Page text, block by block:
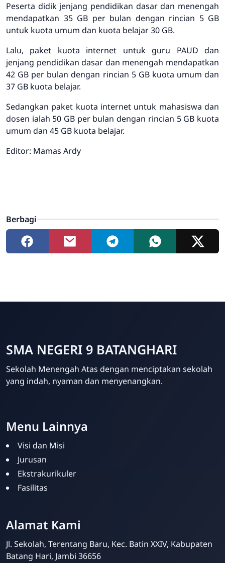
Peserta didik jenjang pendidikan dasar dan menengah
mendapatkan 35 GB per bulan dengan rincian 5 GB
untuk kuota umum dan kuota belajar 30 GB.
Lalu, paket kuota internet untuk guru PAUD dan
jenjang pendidikan dasar dan menengah mendapatkan
42 GB per bulan dengan rincian 5 GB kuota umum dan
37 GB kuota belajar.
Sedangkan paket kuota internet untuk mahasiswa dan
dosen ialah 50 GB per bulan dengan rincian 5 GB kuota
umum dan 45 GB kuota belajar.
Editor: Mamas Ardy
Berbagi
SMA NEGERI 9 BATANGHARI
Sekolah Menengah Atas dengan menciptakan sekolah
yang indah, nyaman dan menyenangkan.
Menu Lainnya
Visi dan Misi
Jurusan
Ekstrakurikuler
Fasilitas
Alamat Kami
Jl. Sekolah, Terentang Baru, Kec. Batin XXIV, Kabupaten
Batang Hari, Jambi 36656